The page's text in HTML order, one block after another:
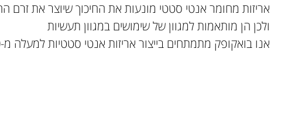
אריזות מחומר אנטי סטטי מונעות את החיכוך שיוצר את זרם
ולכן הן מותאמות למגוון של שימושים במגוון תעשיות
אנו בואקופק מתמתחים בייצור אריזות אנטי סטטיות למעלה מ-30 שנה.